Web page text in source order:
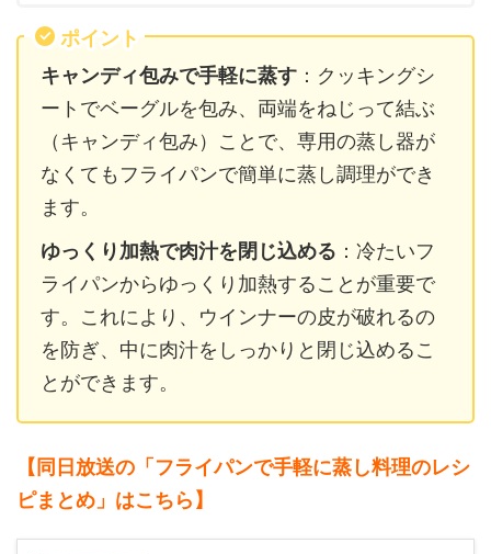
ポイント
キャンディ包みで手軽に蒸す ：クッキングシ
ートでベーグルを包み、両端をねじって結ぶ
（キャンディ包み）ことで、専用の蒸し器が
なくてもフライパンで簡単に蒸し調理ができ
ます。
ゆっくり加熱で肉汁を閉じ込める ：冷たいフ
ライパンからゆっくり加熱することが重要で
す。これにより、ウインナーの皮が破れるの
を防ぎ、中に肉汁をしっかりと閉じ込めるこ
とができます。
【同日放送の「フライパンで手軽に蒸し料理のレシ
ピまとめ」はこちら】